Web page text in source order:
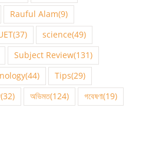
Rauful Alam(9)
(37) science(49)
Subject Review(131)
(44) Tips(29)
(32) অভিমত(124) গবেষণা(19)